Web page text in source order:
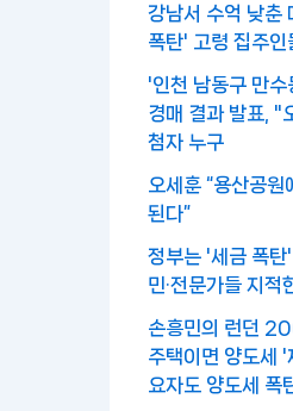
강남서 수억 낮춘
폭탄' 고령 집주
'인천 남동구 만수
경매 결과 발표, "
첨자 누구
오세훈 “용산공
된다”
정부는 '세금 폭
민·전문가들 지적
손흥민의 런던
주택이면 양도세
요자도 양도세 폭